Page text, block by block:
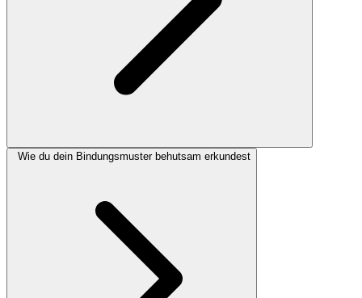
Wie du dein Bindungsmuster behutsam erkundest